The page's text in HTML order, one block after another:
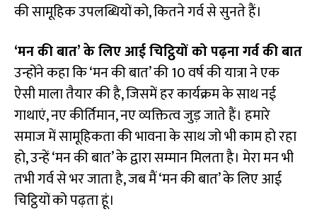
की सामूहिक उपलब्धियों को, कितने गर्व से सुनते हैं।
‘मन की बात’ के लिए आई चिट्ठियों को पढ़ना गर्व की बात
उन्होंने कहा कि ‘मन की बात’ की 10 वर्ष की यात्रा ने एक
ऐसी माला तैयार की है, जिसमें हर कार्यक्रम के साथ नई
गाथाएं, नए कीर्तिमान, नए व्यक्तित्व जुड़ जाते हैं। हमारे
समाज में सामूहिकता की भावना के साथ जो भी काम हो रहा
हो, उन्हें ‘मन की बात’ के द्वारा सम्मान मिलता है। मेरा मन भी
तभी गर्व से भर जाता है, जब मैं ‘मन की बात’ के लिए आई
चिट्ठियों को पढ़ता हूं।